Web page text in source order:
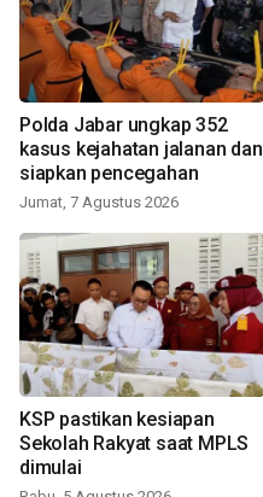
Polda Jabar ungkap 352
kasus kejahatan jalanan dan
siapkan pencegahan
Jumat, 7 Agustus 2026
KSP pastikan kesiapan
Sekolah Rakyat saat MPLS
dimulai